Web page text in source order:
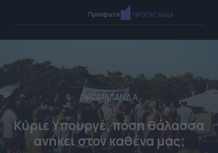
Πρόσφατα ΠΡΟΠΑΓΑΝΔΑ
ΠΡΟΠΑΓΑΝΔΑ
Κύριε Υπουργέ, πόση θάλασσα
ανήκει στον καθένα μας;